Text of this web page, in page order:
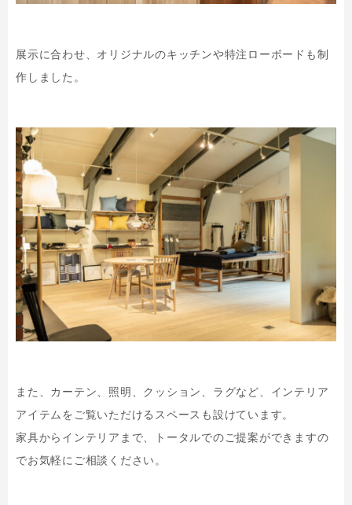
展示に合わせ、オリジナルのキッチンや特注ローボードも制
作しました。
また、カーテン、照明、クッション、ラグなど、インテリア
アイテムをご覧いただけるスペースも設けています。
家具からインテリアまで、トータルでのご提案ができますの
でお気軽にご相談ください。